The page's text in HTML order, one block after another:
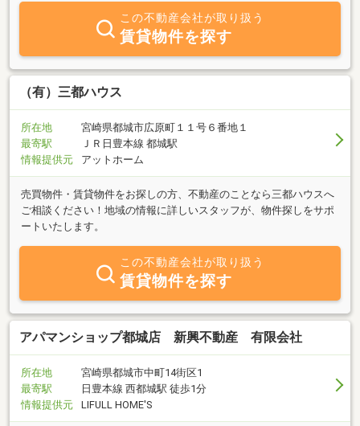
この不動産会社が取り扱う
賃貸物件を探す
（有）三都ハウス
所在地
宮崎県都城市広原町１１号６番地１
最寄駅
ＪＲ日豊本線 都城駅
情報提供元
アットホーム
売買物件・賃貸物件をお探しの方、不動産のことなら三都ハウスへ
ご相談ください！地域の情報に詳しいスタッフが、物件探しをサポ
ートいたします。
この不動産会社が取り扱う
賃貸物件を探す
アパマンショップ都城店 新興不動産 有限会社
所在地
宮崎県都城市中町14街区1
最寄駅
日豊本線 西都城駅 徒歩1分
情報提供元
LIFULL HOME'S